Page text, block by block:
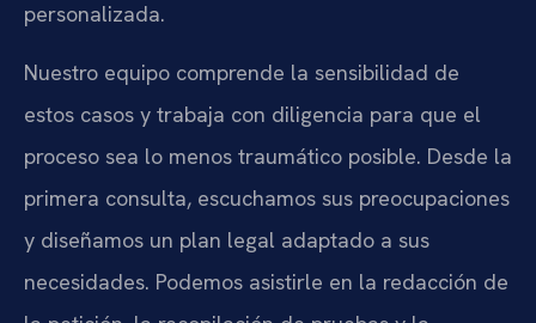
personalizada.
Nuestro equipo comprende la sensibilidad de
estos casos y trabaja con diligencia para que el
proceso sea lo menos traumático posible. Desde la
primera consulta, escuchamos sus preocupaciones
y diseñamos un plan legal adaptado a sus
necesidades. Podemos asistirle en la redacción de